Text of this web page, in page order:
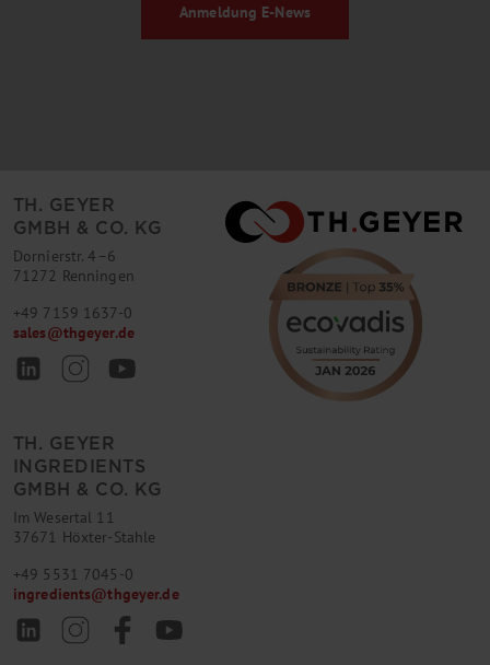
Anmeldung E-News
TH. GEYER
GMBH & CO. KG
Dornierstr. 4–6
71272 Renningen
+49 7159 1637-0
sales@thgeyer.de
TH. GEYER
INGREDIENTS
GMBH & CO. KG
Im Wesertal 11
37671 Höxter-Stahle
+49 5531 7045-0
ingredients@thgeyer.de